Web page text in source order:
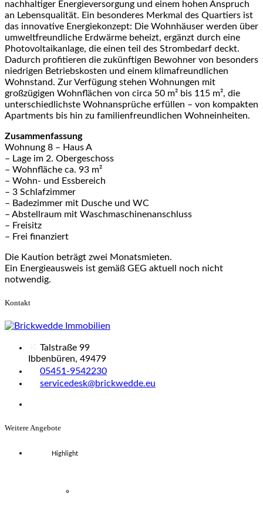
nachhaltiger Energieversorgung und einem hohen Anspruch
an Lebensqualität. Ein besonderes Merkmal des Quartiers ist
das innovative Energiekonzept: Die Wohnhäuser werden über
umweltfreundliche Erdwärme beheizt, ergänzt durch eine
Photovoltaikanlage, die einen teil des Strombedarf deckt.
Dadurch profitieren die zukünftigen Bewohner von besonders
niedrigen Betriebskosten und einem klimafreundlichen
Wohnstand. Zur Verfügung stehen Wohnungen mit
großzügigen Wohnflächen von circa 50 m² bis 115 m², die
unterschiedlichste Wohnansprüche erfüllen – von kompakten
Apartments bis hin zu familienfreundlichen Wohneinheiten.
Zusammenfassung
Wohnung 8 – Haus A
– Lage im 2. Obergeschoss
– Wohnfläche ca. 93 m²
– Wohn- und Essbereich
– 3 Schlafzimmer
– Badezimmer mit Dusche und WC
– Abstellraum mit Waschmaschinenanschluss
– Freisitz
– Frei finanziert
Die Kaution beträgt zwei Monatsmieten.
Ein Energieausweis ist gemäß GEG aktuell noch nicht
notwendig.
Kontakt
Talstraße 99
Ibbenbüren, 49479
05451-9542230
servicedesk@brickwedde.eu
Weitere Angebote
Highlight